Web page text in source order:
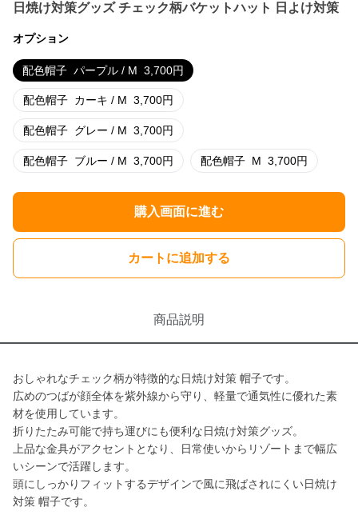
日焼け対策グッズ チェック柄バケットハット 日よけ対策
オプション
配色帽子 パープル / M 3,700円
配色帽子 カーキ / M 3,700円
配色帽子 グレー / M 3,700円
配色帽子 ブルー / M 3,700円 配色帽子 M 3,700円
購入画面に進む
カートに追加する
商品説明
おしゃれなチェック柄が特徴的な日焼け対策 帽子です。
広めのつばが顔全体を紫外線から守り、軽量で通気性に優れた素
材を使用しています。
折りたたみ可能で持ち運びにも便利な日焼け対策グッズ。
上品な金具がアクセントとなり、日常使いからリゾートまで幅広
いシーンで活躍します。
頭にしっかりフィットするデザインで風に飛ばされにくい日焼け
対策 帽子です。